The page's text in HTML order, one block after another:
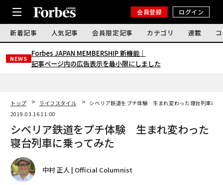
会員登録 ログイン
新着記事 人気記事 会員限定記事 カテゴリ 連載
NEWS
Forbes JAPAN MEMBERSHIP 新機能｜
記事ページ内の広告表示を最小限にしました
トップ ライフスタイル
シベリア鉄道をプチ体験 生まれ変わった寝台列車に乗
2019.03.16 11:00
シベリア鉄道をプチ体験 生まれ変わった
寝台列車に乗ってみた
中村 正人 | Official Columnist